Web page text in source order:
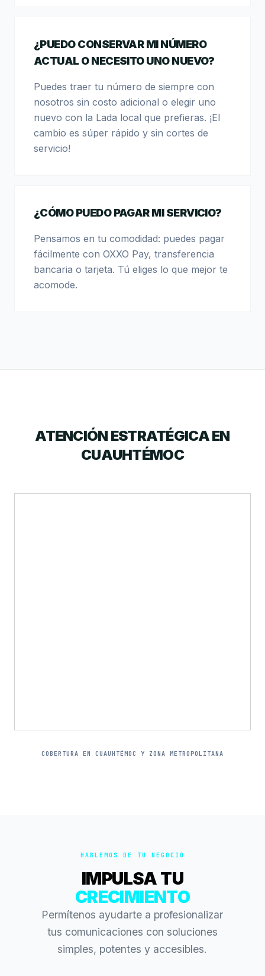
¿PUEDO CONSERVAR MI NÚMERO
ACTUAL O NECESITO UNO NUEVO?
Puedes traer tu número de siempre con
nosotros sin costo adicional o elegir uno
nuevo con la Lada local que prefieras. ¡El
cambio es súper rápido y sin cortes de
servicio!
¿CÓMO PUEDO PAGAR MI SERVICIO?
Pensamos en tu comodidad: puedes pagar
fácilmente con OXXO Pay, transferencia
bancaria o tarjeta. Tú eliges lo que mejor te
acomode.
ATENCIÓN ESTRATÉGICA EN
CUAUHTÉMOC
COBERTURA EN CUAUHTÉMOC Y ZONA METROPOLITANA
HABLEMOS DE TU NEGOCIO
IMPULSA TU
CRECIMIENTO
Permítenos ayudarte a profesionalizar
tus comunicaciones con soluciones
simples, potentes y accesibles.